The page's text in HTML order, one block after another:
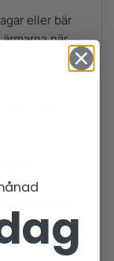
eller bär
när
utanpå
vilket